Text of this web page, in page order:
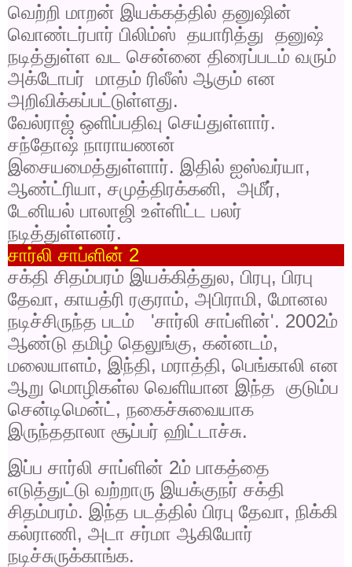
வெற்றி மாறன் இயக்கத்தில் தனுஷின்
வொண்டர்பார் பிலிம்ஸ் தயாரித்து தனுஷ்
நடித்துள்ள வட சென்னை திரைப்படம் வரும்
அக்டோபர் மாதம் ரிலீஸ் ஆகும் என
அறிவிக்கப்பட்டுள்ளது.
வேல்ராஜ் ஒளிப்பதிவு செய்துள்ளார்.
சந்தோஷ் நாராயணன்
இசையமைத்துள்ளார். இதில் ஐஸ்வர்யா,
ஆண்ட்ரியா, சமுத்திரக்கனி, அமீர்,
டேனியல் பாலாஜி உள்ளிட்ட பலர்
நடித்துள்ளனர்.
சார்லி சாப்ளின் 2
சக்தி சிதம்பரம் இயக்கித்துல, பிரபு, பிரபு
தேவா, காயத்ரி ரகுராம், அபிராமி, மோனல
நடிச்சிருந்த படம்
'சார்லி சாப்ளின்'. 2002ம்
ஆண்டு தமிழ் தெலுங்கு, கன்னடம்,
மலையாளம், இந்தி, மராத்தி, பெங்காலி என
ஆறு மொழிகள்ல வெளியான இந்த குடும்ப
சென்டிமென்ட் , நகைச்சுவையாக
இருந்ததாலா சூப்பர் ஹிட்டாச்சு.
இப்ப சார்லி சாப்ளின் 2ம் பாகத்தை
எடுத்துட்டு வற்றாரு இயக்குநர் சக்தி
சிதம்பரம். இந்த படத்தில் பிரபு தேவா, நிக்கி
கல்ராணி, அடா சர்மா ஆகியோர்
நடிச்சுருக்காங்க.